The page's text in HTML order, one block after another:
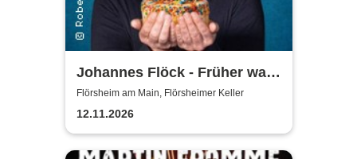
Johannes Flöck - Früher war
ich jünger
Flörsheim am Main, Flörsheimer Keller
12.11.2026